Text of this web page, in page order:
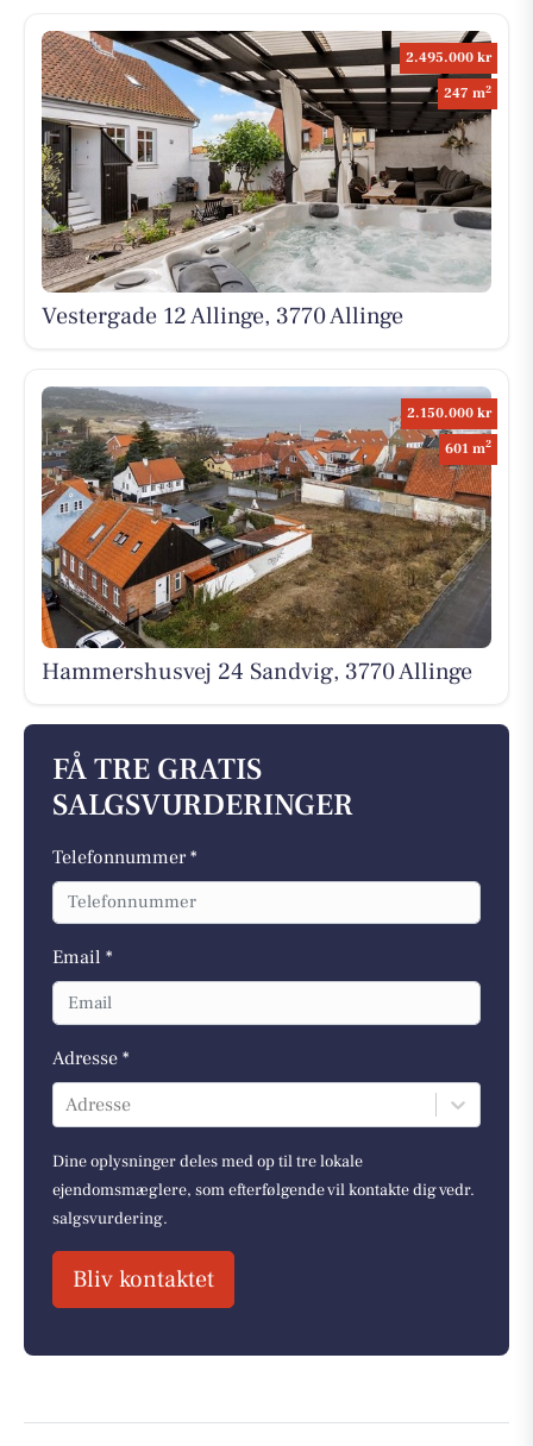
2.495.000 kr
247 m2
Vestergade 12 Allinge, 3770 Allinge
2.150.000 kr
601 m2
Hammershusvej 24 Sandvig, 3770 Allinge
FÅ TRE GRATIS
SALGSVURDERINGER
Telefonnummer *
Email *
Adresse *
Adresse
Dine oplysninger deles med op til tre lokale
ejendomsmæglere, som efterfølgende vil kontakte dig vedr.
salgsvurdering.
Bliv kontaktet